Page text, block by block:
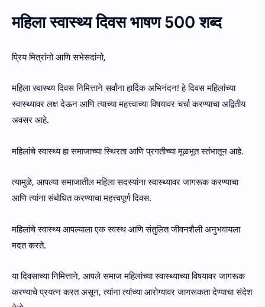
महिला स्वास्थ्य दिवस भाषण 500 शब्द
प्रिय मित्रांनो आणि सभेसदांनो,
महिला स्वास्थ्य दिवस निमित्ताने सर्वांना हार्दिक अभिनंदन! हे दिवस महिलांच्या
स्वास्थ्यावर लक्ष देऊन आणि त्याच्या महत्त्वाच्या विषयावर चर्चा करण्याचा अद्वितीय
अवसर आहे.
महिलांचे स्वास्थ्य हा समाजाच्या स्थिरता आणि प्रगतीच्या मूळभूत स्तंभातून आहे.
त्यामुळे, आपल्या समाजातील महिला सदस्यांना स्वास्थ्यावर जागरूक करण्याचा
आणि त्यांना संबोधित करण्याचा महत्त्वपूर्ण दिवस.
महिलांचे स्वास्थ्य आपल्याला एक स्वस्थ आणि संतुलित जीवनशैली अनुभवायला
मदत करते.
या दिवसाच्या निमित्ताने, आपले समाज महिलांच्या स्वास्थ्याच्या विषयावर जागरूक
करण्याचे प्रयत्न करत असून, त्यांना त्यांच्या आरोग्यावर जागरूकता देण्याचा संदेश